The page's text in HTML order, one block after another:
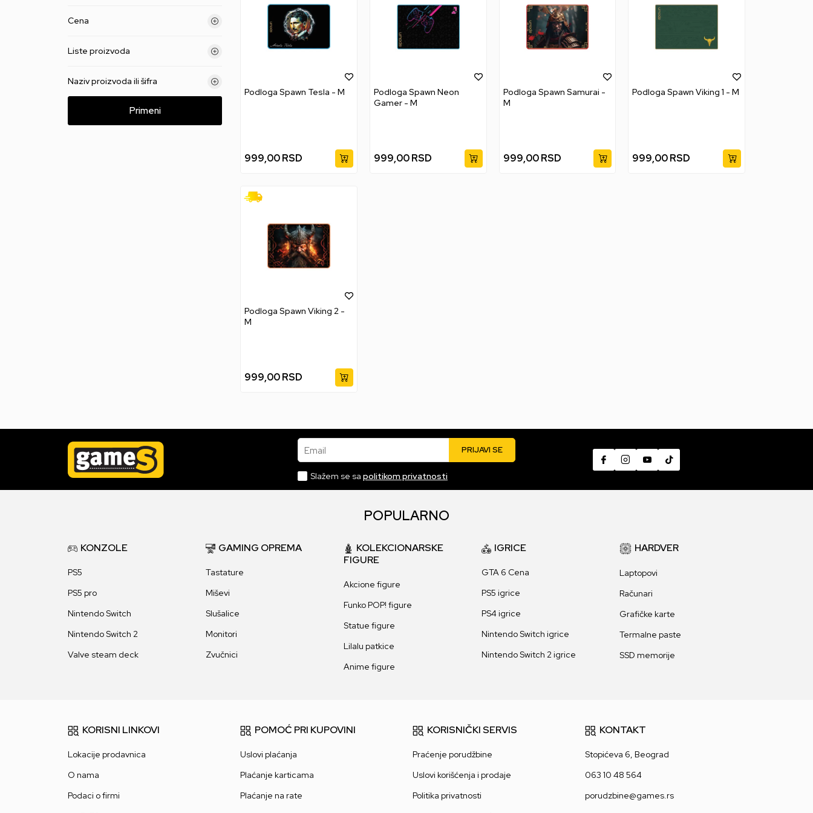
Cena
Liste proizvoda
Naziv proizvoda ili šifra
Primeni
Podloga Spawn Tesla - M
999,00RSD
Podloga Spawn Neon
Gamer - M
999,00 RSD
Podloga Spawn Samurai -
M
999,00 RSD
Podloga Spawn Viking 1 - M
999,00RSD
Podloga Spawn Viking 2 -
M
999,00RSD
Email PRIJAVI SE
Slažem se sa politikom privatnosti
POPULARNO
KONZOLE
PS5
PS5 pro
Nintendo Switch
Nintendo Switch 2
Valve steam deck
GAMING OPREMA
Tastature
Miševi
Slušalice
Monitori
Zvučnici
KOLEKCIONARSKE
FIGURE
Akcione figure
Funko POP! figure
Statue figure
Lilalu patkice
Anime figure
IGRICE
GTA 6 Cena
PS5 igrice
PS4 igrice
Nintendo Switch igrice
Nintendo Switch 2 igrice
HARDVER
Laptopovi
Računari
Grafičke karte
Termalne paste
SSD memorije
KORISNI LINKOVI
Lokacije prodavnica
O nama
Podaci o firmi
POMOĆ PRI KUPOVINI
Uslovi plaćanja
Plaćanje karticama
Plaćanje na rate
KORISNIČKI SERVIS
Praćenje porudžbine
Uslovi korišćenja i prodaje
Politika privatnosti
KONTAKT
Stopićeva 6, Beograd
063 10 48 564
porudzbine@games.rs